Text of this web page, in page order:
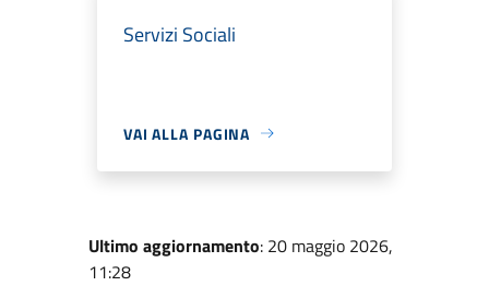
Servizi Sociali
VAI ALLA PAGINA
Ultimo aggiornamento: 20 maggio 2026,
11:28